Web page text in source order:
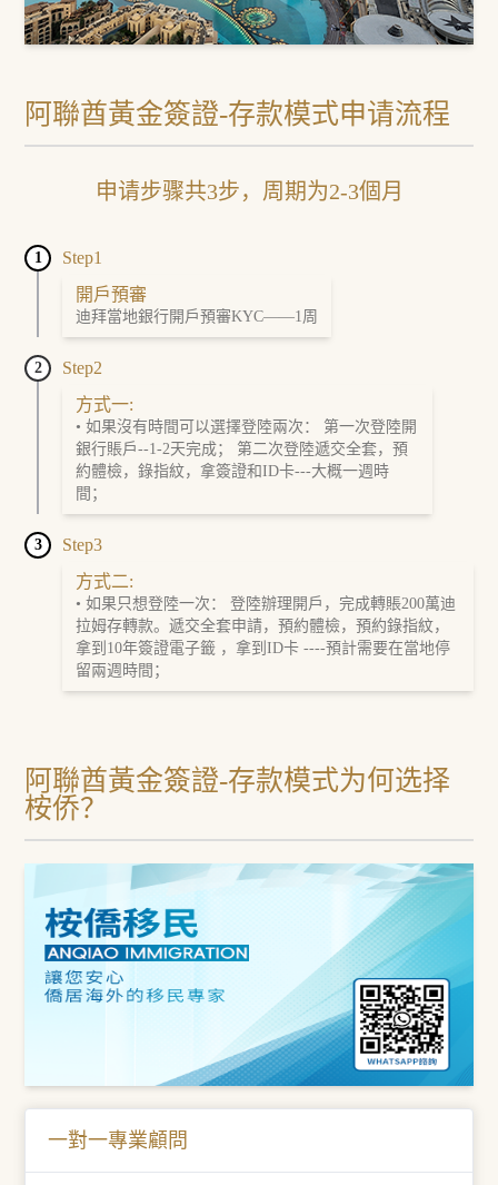
阿聯酋黃金簽證-存款模式申请流程
申请步骤共3步，周期为2-3個月
1
Step1
開戶預審
迪拜當地銀行開戶預審KYC——1周
2
Step2
方式一:
• 如果沒有時間可以選擇登陸兩次： 第一次登陸開
銀行賬戶--1-2天完成； 第二次登陸遞交全套，預
約體檢，錄指紋，拿簽證和ID卡---大概一週時
間；
3
Step3
方式二:
• 如果只想登陸一次： 登陸辦理開戶，完成轉賬200萬迪
拉姆存轉款。遞交全套申請，預約體檢，預約錄指紋，
拿到10年簽證電子籤 ，拿到ID卡 ----預計需要在當地停
留兩週時間；
阿聯酋黃金簽證-存款模式为何选择
桉侨？
一對一專業顧問